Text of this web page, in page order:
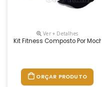
Ver + Detalhes
Kit Fitness Composto Por
ORÇAR PRODUTO